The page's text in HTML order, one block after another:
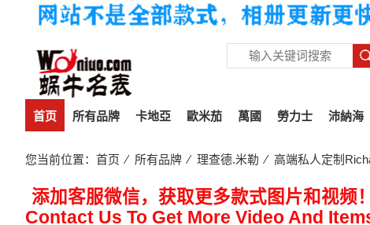
首页 所有品牌 卡地亞 歐米茄 萬國 勞力士 沛納海
您当前位置： 首页 ⁄ 所有品牌 ⁄ 理查德.米勒 ⁄ 高端私人定制
添加客服微信，获取更多款式图片和视频！
Contact Us To Get More Video And